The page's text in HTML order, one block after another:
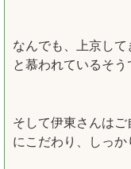
なんでも、上京して
と慕われているそう
そして伊東さんは
にこだわり、しっか